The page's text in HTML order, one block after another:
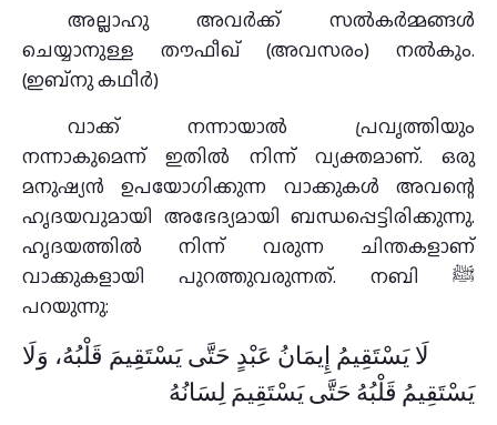
അല്ലാഹു അവർക്ക് സൽകർമ്മങ്ങൾ
ചെയ്യാനുള്ള തൗഫീഖ് (അവസരം) നൽകും.
(ഇബ്നു കഥീർ)
വാക്ക് നന്നായാൽ പ്രവൃത്തിയും
നന്നാകുമെന്ന് ഇതിൽ നിന്ന് വ്യക്തമാണ്. ഒരു
മനുഷ്യൻ ഉപയോഗിക്കുന്ന വാക്കുകൾ അവന്റെ
ഹൃദയവുമായി അഭേദ്യമായി ബന്ധപ്പെട്ടിരിക്കുന്നു.
ഹൃദയത്തിൽ നിന്ന് വരുന്ന ചിന്തകളാണ്
വാക്കുകളായി പുറത്തുവരുന്നത്. നബി ﷺ
പറയുന്നു:
لَا يَسْتَقِيمُ إِيمَانُ عَبْدٍ حَتَّى يَسْتَقِيمَ قَلْبُهُ، وَلَا
يَسْتَقِيمُ قَلْبُهُ حَتَّى يَسْتَقِيمَ لِسَانُهُ